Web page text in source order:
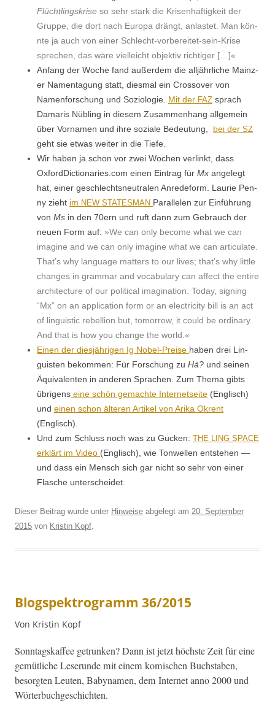
Flüchtlingskrise so sehr stark die Krisen­haftigkeit der
Gruppe, die dort nach Europa drängt, anlastet. Man kön­
nte ja auch von ein­er Schlecht-vor­bere­it­et-sein-Krise
sprechen, das wäre vielle­icht objek­tiv richtiger […]«
Anfang der Woche fand außer­dem die alljährliche Mainz­
er Namen­ta­gung statt, dies­mal ein Crossover von
Namen­forschung und Sozi­olo­gie. Mit der FAZ sprach
Damaris Nübling in diesem Zusam­men­hang all­ge­mein
über Vor­na­men und ihre soziale Bedeu­tung, bei der SZ
geht sie etwas weit­er in die Tiefe.
Wir haben ja schon vor zwei Wochen ver­linkt, dass
OxfordDictionaries.com einen Ein­trag für Mx angelegt
hat, ein­er geschlecht­sneu­tralen Anre­de­form. Lau­rie Pen­
ny zieht im NEW STATESMAN Par­al­le­len zur Ein­führung
von Ms in den 70ern und ruft dann zum Gebrauch der
neuen Form auf: »We can only become what we can
imag­ine and we can only imag­ine what we can artic­u­late.
That’s why lan­guage mat­ters to our lives; that’s why lit­tle
changes in gram­mar and vocab­u­lary can affect the entire
archi­tec­ture of our polit­i­cal imag­i­na­tion. Today, sign­ing
“Mx” on an appli­ca­tion form or an elec­tric­i­ty bill is an act
of lin­guis­tic rebel­lion but, tomor­row, it could be ordi­nary.
And that is how you change the world.«
Einen der diesjähri­gen Ig Nobel-Preise haben drei Lin­
guis­ten bekom­men: Für Forschung zu Hä? und seinen
Äquiv­a­len­ten in anderen Sprachen. Zum The­ma gibts
übri­gens eine schön gemachte Inter­net­seite (Englisch)
und einen schon älteren Artikel von Ari­ka Okrent
(Englisch).
Und zum Schluss noch was zu Guck­en:
THE LING SPACE
erk­lärt im Video (Englisch), wie Ton­wellen entste­hen —
und dass ein Men­sch sich gar nicht so sehr von ein­er
Flasche unterscheidet.
Dieser Beitrag wurde unter Hinweise abgelegt am 20. September
2015 von Kristin Kopf.
Blogspektrogramm 36/2015
Von Kristin Kopf
Son­ntagskaf­fee getrunk­en? Dann ist jet­zt höch­ste Zeit für eine
gemütliche Leserunde mit einem komis­chen Buch­staben,
besorgten Leuten, Baby­na­men, dem Inter­net anno 2000 und
Wörterbuchgeschichten.